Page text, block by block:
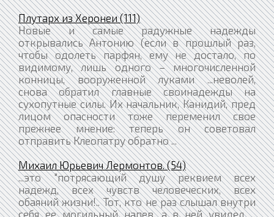
Плутарх из Херонеи (111)
Новые и самые радужные надежды
открывались Антонию (если в прошлый раз,
чтобы одолеть парфян, ему не достало, по
видимому, лишь одного – многочисленной
конницы, вооруженной луками ...неволей,
снова обратил главные своинадежды на
сухопутные силы. Их начальник, Канидий, пред
лицом опасности тоже переменил свое
прежнее мнение: теперь он советовал
отправить Клеопатру обратно ...
Михаил Юрьевич Лермонтов. (54)
...это "потрясающий душу реквием всех
надежд, всех чувств человеческих, всех
обаяний жизни!.. Тот, кто не раз слышал внутри
себя ее могильный напев, а в ней увидел ...